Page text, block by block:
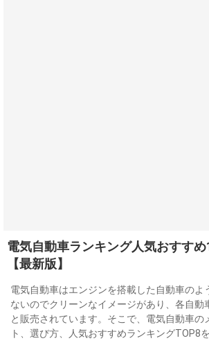
電気自動車ランキング人気おすす
【最新版】
電気自動車はエンジンを搭載した自動車のよ
ないのでクリーンなイメージがあり、各自動
と販売されています。そこで、電気自動車の
ト、選び方、人気おすすめランキングTOP8